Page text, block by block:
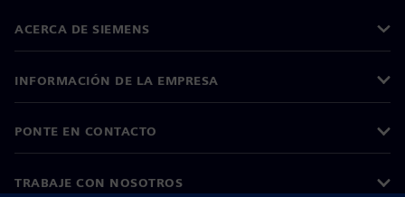
ACERCA DE SIEMENS
INFORMACIÓN DE LA EMPRESA
PONTE EN CONTACTO
TRABAJE CON NOSOTROS